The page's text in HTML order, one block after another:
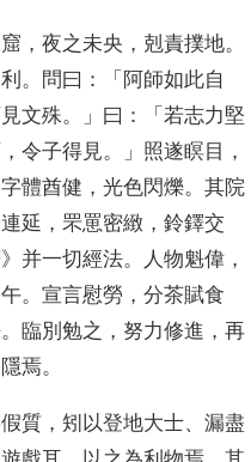
， 夜之未央 ， 剋責撲地。
。 問曰 ：「 阿師如此自
見文殊。」 曰 ：「 若志力堅
， 令子得見。」 照遂瞑目 ，
字體酋健 ， 光色閃爍。 其院
延 ， 罘罳密緻 ， 鈴鐸交
》 并一切經法。 人物魁偉 ，
。 宣言慰勞 ， 分茶賦食
。 臨別勉之 ， 努力修進 ， 再
焉。
假質 ， 矧以登地大士、 漏盡